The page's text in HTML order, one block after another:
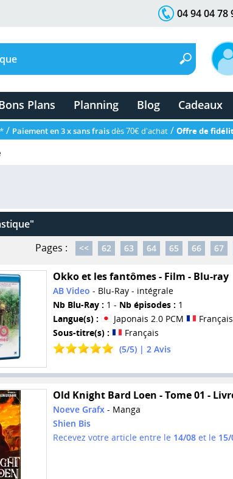
04 94 04 78
Plans Planning Blog Cadeaux
/ Paiement en 3 x sans fraisdès 70€ d'achat / Offre de
Pages : << 62 63 64 65 66 67
Okko et les fantômes - Film - Blu-ray
AB Video - Blu-Ray - intégrale
Nb Blu-Ray : 1 - Nb épisodes : 1
Langue(s) :
Japonais 2.0 PCM
Sous-titre(s) :
Français
(5/5) | 2Avis
Old Knight Bard Loen - Tome 01 -
Noeve Grafx - Manga
Shien Bis
Recevez votre article entre le 14/08et le